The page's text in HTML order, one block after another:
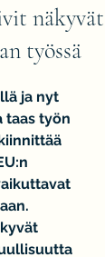
näkyvät
työssä
ja nyt
taas työn